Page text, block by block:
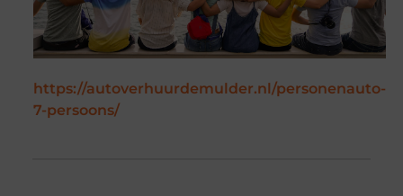
https://autoverhuurdemulder.nl/personenauto-
7-persoons/